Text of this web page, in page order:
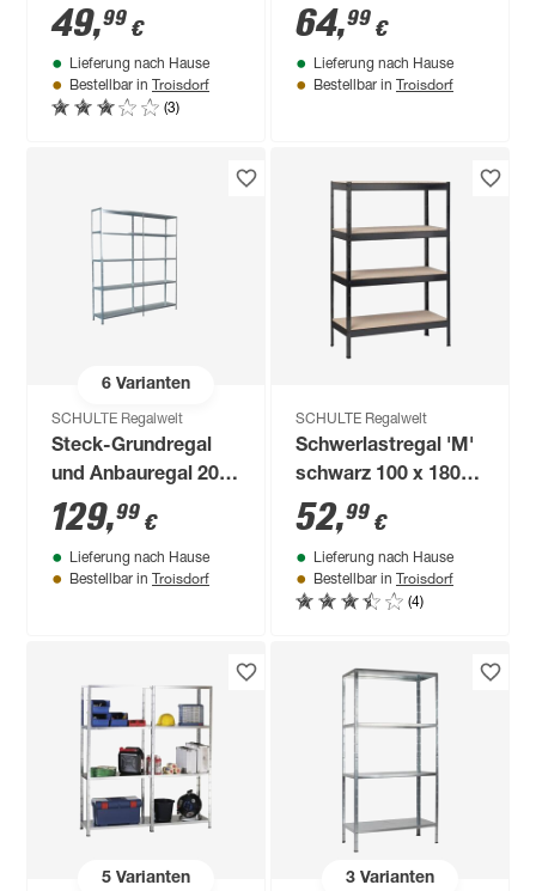
130 x 87 x 60 cm
49,99 €
Lieferung nach Hause
Bestellbar in Troisdorf
(3)
Böden, schwarz,
Tragkraft 260 kg
64,99 €
Lieferung nach Hause
Bestellbar in Troisdorf
6Varianten
SCHULTE Regalwelt
Steck-Grundregal
und Anbauregal 200
x 180 x 35 cm, 10
Böden, verzinkt,
Tragkraft 425 kg
129,99 €
Lieferung nach Hause
Bestellbar in Troisdorf
SCHULTE Regalwelt
Schwerlastregal 'M'
schwarz 100 x 180 x
40 cm, 4 Böden à
150 kg
52,99 €
Lieferung nach Hause
Bestellbar in Troisdorf
(4)
5Varianten 3Varianten